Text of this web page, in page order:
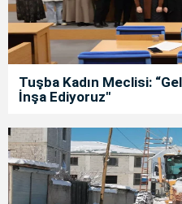
Tuşba Kadın Meclisi:
İnşa Ediyoruz"